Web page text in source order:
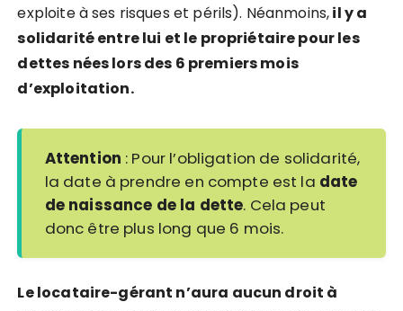
exploite à ses risques et périls). Néanmoins,il y a
solidarité entre lui et le propriétaire pour les
dettes nées lors des 6 premiers mois
d’exploitation.
Attention : Pour l’obligation de solidarité,
la date à prendre en compte est la date
de naissance de la dette. Cela peut
donc être plus long que 6 mois.
Le locataire-gérant n’aura aucun droit à